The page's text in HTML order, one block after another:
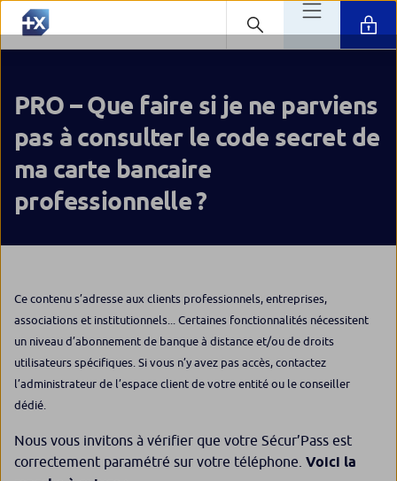
PRO – Que faire si je ne parviens
pas à consulter le code secret de
ma carte bancaire
professionnelle ?
Ce contenu s’adresse aux clients professionnels, entreprises,
associations et institutionnels... Certaines fonctionnalités nécessitent
un niveau d’abonnement de banque à distance et/ou de droits
utilisateurs spécifiques. Si vous n’y avez pas accès, contactez
l’administrateur de l’espace client de votre entité ou le conseiller
dédié.
Nous vous invitons à vérifier que votre Sécur’Pass est
correctement paramétré sur votre téléphone. Voici la